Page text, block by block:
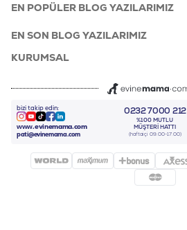
EN POPÜLER BLOG YAZILARIMIZ
EN SON BLOG YAZILARIMIZ
KURUMSAL
bizi takip edin:
Instagram
Youtube
TiktokFacebook
Linkedin
www.evinemama.com
pati@evinemama.com
0232 7000 212
%100 MUTLU
MÜŞTERI HATTI
(haftaiçi 09.00-17.00)